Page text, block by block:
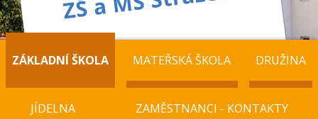
ZÁKLADNÍ ŠKOLA MATEŘSKÁ ŠKOLA DRUŽINA
JÍDELNA ZAMĚSTNANCI - KONTAKTY